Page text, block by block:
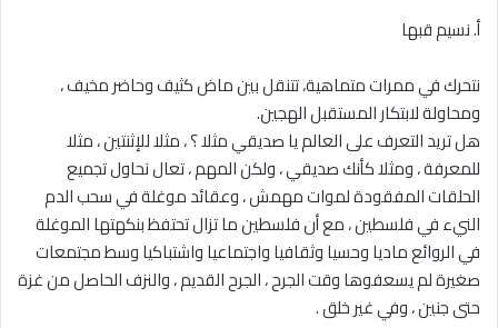
أ. نسيم قبها
نتحرك في ممرات متماهية، تتنقل بين ماض كثيف وحاضر مخيف ،
ومحاولة لابتكار المستقبل الهجين.
هل تريد التعرف على العالم يا صديقي مثلا ؟ ، مثلا للإثنتين ، مثلا
للمعرفة ، ومثلا كأنك صديقي ، ولكن المهم ، تعال نحاول تجميع
الحلقات المفقودة لموات مهمش ، وعقائد موغلة في سحب الدم
النيء في فلسطين ، مع أن فلسطين ما تزال تحتفظ بنكهتها الموغلة
في الروائع ماديا وحسيا وثقافيا واجتماعيا واشتباكيا وسط مجتمعات
صغيرة لم يسعفوها وقت الجرح ، الجرح القديم ، والنزف الحاصل من غزة
حتى جنين ، وفي غير خلق .